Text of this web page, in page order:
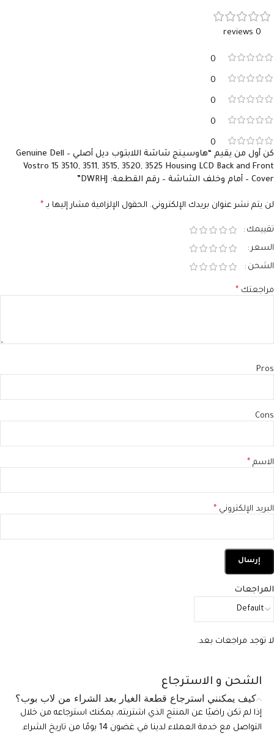
0 reviews
0
0
0
0
0
المراجعات
لا توجد مراجعات بعد.
كن أول من يقيم “هاوسينج شاشة اللابتوب ديل أصلي – Genuine Dell
Vostro 15 3510, 3511, 3515, 3520, 3525 Housing LCD Back and Front
Cover – أمام وخلف الشاشة – رقم القطعة: DWRHJ”
لن يتم نشر عنوان بريدك الإلكتروني. الحقول الإلزامية مشار إليها بـ *
تقييمك
السعر
الشحن
مراجعتك *
Pros
Cons
الاسم *
البريد الإلكتروني *
الشحن و الاسترجاع
كيف يمكنني استرجاع قطعة الغيار بعد الشراء من لاب بوب؟
إذا لم تكن راضيًا عن المنتج الذي اشتريته، يمكنك استرجاعه من خلال
التواصل مع خدمة العملاء لدينا في غضون 14 يومًا من تاريخ الشراء.